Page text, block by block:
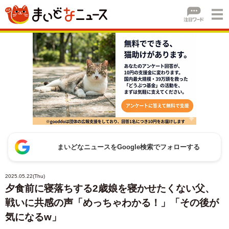
まいどなニュースをGoogle検索でフォローする
2025.05.22(Thu)
夕食前に寝落ちする2歳娘を寝かせたくない父、
戦いに共感の声「めっちゃわかる！」「その後が
気になるw」